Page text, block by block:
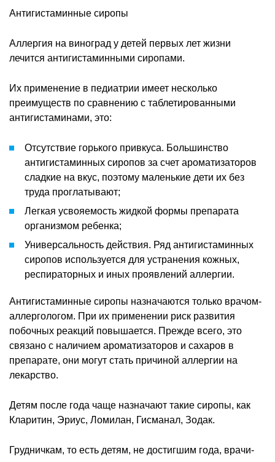
Антигистаминные сиропы
Аллергия на виноград у детей первых лет жизни
лечится антигистаминными сиропами.
Их применение в педиатрии имеет несколько
преимуществ по сравнению с таблетированными
антигистаминами, это:
Отсутствие горького привкуса. Большинство
антигистаминных сиропов за счет ароматизаторов
сладкие на вкус, поэтому маленькие дети их без
труда проглатывают;
Легкая усвояемость жидкой формы препарата
организмом ребенка;
Универсальность действия. Ряд антигистаминных
сиропов используется для устранения кожных,
респираторных и иных проявлений аллергии.
Антигистаминные сиропы назначаются только врачом-
аллергологом. При их применении риск развития
побочных реакций повышается. Прежде всего, это
связано с наличием ароматизаторов и сахаров в
препарате, они могут стать причиной аллергии на
лекарство.
Детям после года чаще назначают такие сиропы, как
Кларитин, Эриус, Ломилан, Гисманал, Зодак.
Грудничкам, то есть детям, не достигшим года, врачи-